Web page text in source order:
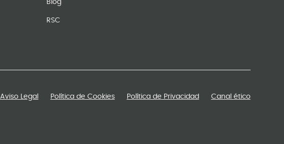
Blog
RSC
Aviso Legal Política de Cookies Política de Privacidad Canal ético